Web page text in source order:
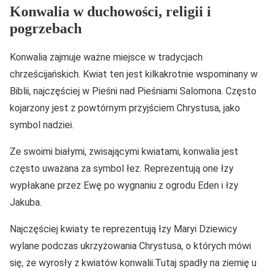
Konwalia w duchowości, religii i
pogrzebach
Konwalia zajmuje ważne miejsce w tradycjach
chrześcijańskich. Kwiat ten jest kilkakrotnie wspominany w
Biblii, najczęściej w Pieśni nad Pieśniami Salomona. Często
kojarzony jest z powtórnym przyjściem Chrystusa, jako
symbol nadziei.
Ze swoimi białymi, zwisającymi kwiatami, konwalia jest
często uważana za symbol łez. Reprezentują one łzy
wypłakane przez Ewę po wygnaniu z ogrodu Eden i łzy
Jakuba.
Najczęściej kwiaty te reprezentują łzy Maryi Dziewicy
wylane podczas ukrzyżowania Chrystusa, o których mówi
się, że wyrosły z kwiatów konwalii.Tutaj spadły na ziemię u